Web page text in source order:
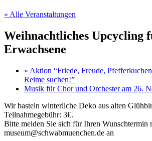
« Alle Veranstaltungen
Weihnachtliches Upcycling
Erwachsene
« Aktion “Friede, Freude,
Reime suchen!”
Musik für Chor und Orchester am 26.
Wir basteln winterliche Deko aus alten
Teilnahmegebühr: 3€.
Bitte melden Sie sich für Ihren Wunschtermin
museum@schwabmuenchen.de an